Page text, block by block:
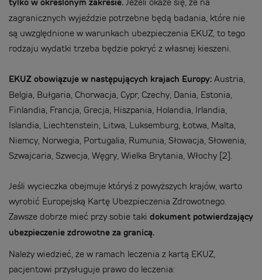
tylko w określonym zakresie. Jeżeli okaże się, że na
zagranicznych wyjeździe potrzebne będą badania, które nie
są uwzględnione w warunkach ubezpieczenia EKUZ, to tego
rodzaju wydatki trzeba będzie pokryć z własnej kieszeni.
EKUZ obowiązuje w następujących krajach Europy: Austria,
Belgia, Bułgaria, Chorwacja, Cypr, Czechy, Dania, Estonia,
Finlandia, Francja, Grecja, Hiszpania, Holandia, Irlandia,
Islandia, Liechtenstein, Litwa, Luksemburg, Łotwa, Malta,
Niemcy, Norwegia, Portugalia, Rumunia, Słowacja, Słowenia,
Szwajcaria, Szwecja, Węgry, Wielka Brytania, Włochy [2].
Jeśli wycieczka obejmuje któryś z powyższych krajów, warto
wyrobić Europejską Kartę Ubezpieczenia Zdrowotnego.
Zawsze dobrze mieć przy sobie taki dokument potwierdzający
ubezpieczenie zdrowotne za granicą.
Należy wiedzieć, że w ramach leczenia z kartą EKUZ,
pacjentowi przysługuje prawo do leczenia: